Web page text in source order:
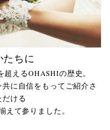
ちに
えるOHASHIの歴史。
に自信をもってご紹介さ
ける
えて参りました。